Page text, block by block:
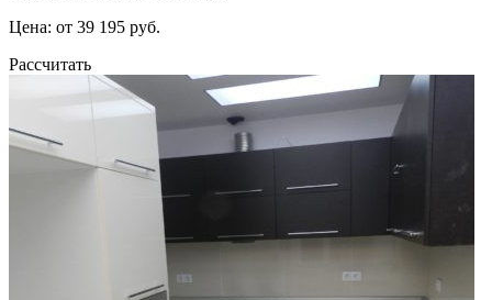
Цена: от 39 195 руб.
Рассчитать